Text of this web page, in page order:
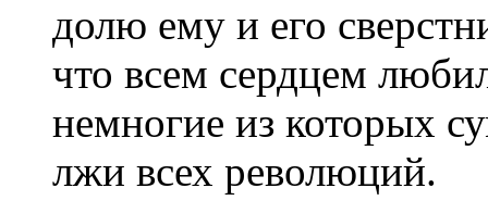
долю ему и его
что всем сердцем
немногие из которых
лжи всех революций.